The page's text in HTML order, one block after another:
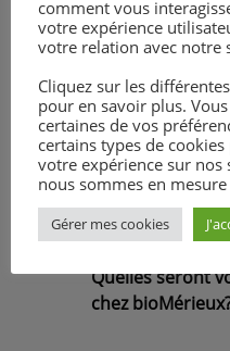
Stage itinérant,
un périmètre
déplacements
peuvent être
période de
prévue en
Quelles seront
chez
comment vous
votre expérience
votre relation avec notre
Cliquez sur les
pour en savoir plus.
certaines de vos
certains types de
votre expérience sur nos
nous sommes en
Gérer mes cookies